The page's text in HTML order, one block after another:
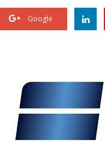
Google